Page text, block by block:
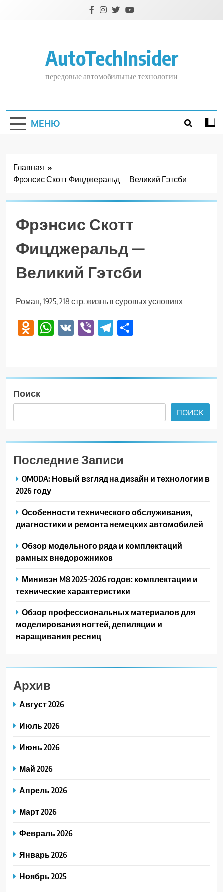
AutoTechInsider
передовые автомобильные технологии
МЕНЮ
Главная
Фрэнсис Скотт Фицджеральд — Великий Гэтсби
Фрэнсис Скотт
Фицджеральд —
Великий Гэтсби
Роман, 1925, 218 стр. жизнь в суровых условиях
Odnoklassniki
WhatsApp
VK ViberTelegram
Поиск
ПОИСК
Последние Записи
OMODA: Новый взгляд на дизайн и технологии в
2026 году
Особенности технического обслуживания,
диагностики и ремонта немецких автомобилей
Обзор модельного ряда и комплектаций
рамных внедорожников
Минивэн M8 2025-2026 годов: комплектации и
технические характеристики
Обзор профессиональных материалов для
моделирования ногтей, депиляции и
наращивания ресниц
Архив
Август 2026
Июль 2026
Июнь 2026
Май 2026
Апрель 2026
Март 2026
Февраль 2026
Январь 2026
Ноябрь 2025